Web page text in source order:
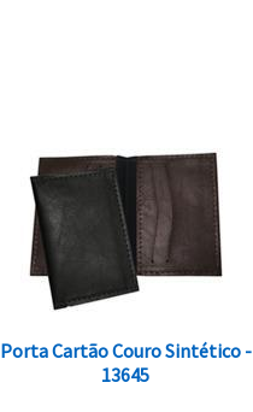
Porta Cartão Couro Sintético -
13645